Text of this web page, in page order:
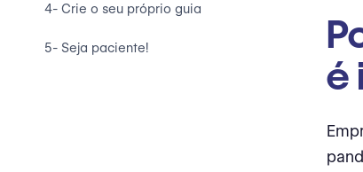
4- Crie o seu próprio guia
5- Seja paciente!
é